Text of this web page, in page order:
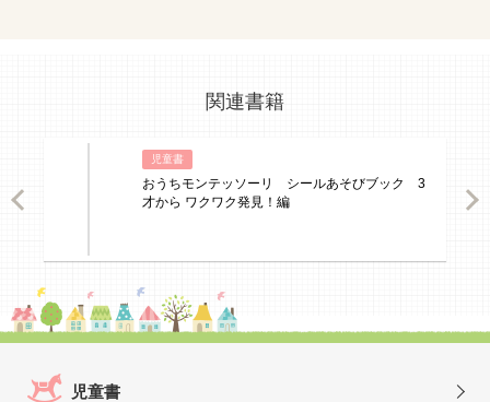
関連書籍
児童書
おうちモンテッソーリ シールあそびブック 3
才から ワクワク発見！編
児童書